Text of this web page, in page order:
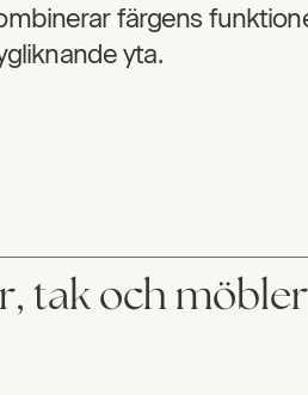
färgens
yta.
tak och möbler